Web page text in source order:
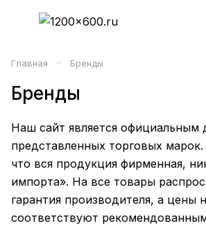
Главная – Бренды
Бренды
Наш сайт является официальным
представленных торговых марок.
что вся продукция фирменная,
импорта». На все товары
гарантия производителя, а цены
соответствуют